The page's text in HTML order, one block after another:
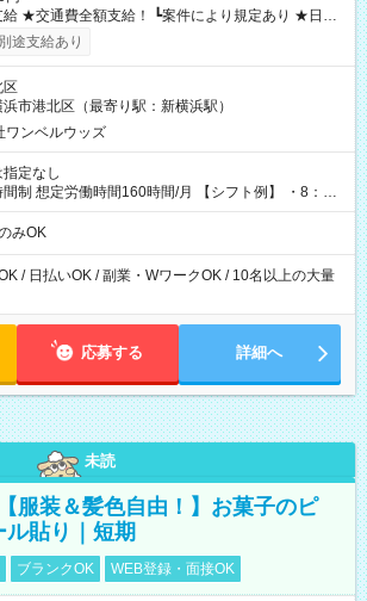
あり ★日払
定あり） ┗働いたその日に現金GET♪ お仕事後はコ
日払い分を引き落とせます！ 【試用期間】試
途支給あり
区
市港北区（最寄り駅：新横浜駅）
ワンベルウッズ
定なし
定労働時間160時間/月 【シフト例】 ・8：00
みOK
/ 日払いOK / 副業・WワークOK / 10名以上の大量
応募する 詳細へ
未読
服装＆髪色自由！】お菓子のピ
ル貼り｜短期
ブランクOK WEB登録・面接OK